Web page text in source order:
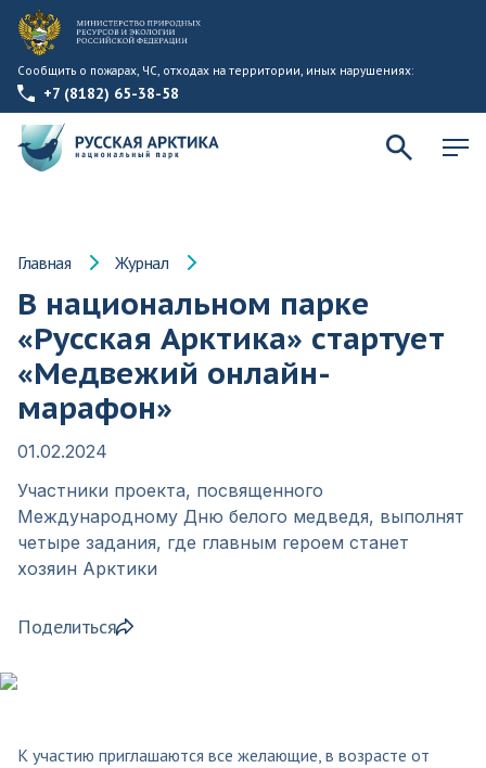
Сообщить о пожарах, ЧС, отходах на территории, иных нарушениях:
+7 (8182) 65-38-58
Главная Журнал
В национальном парке
«Русская Арктика» стартует
«Медвежий онлайн-
марафон»
01.02.2024
Участники проекта, посвященного
Международному Дню белого медведя, выполнят
четыре задания, где главным героем станет
хозяин Арктики
Поделиться
К участию приглашаются все желающие, в возрасте от